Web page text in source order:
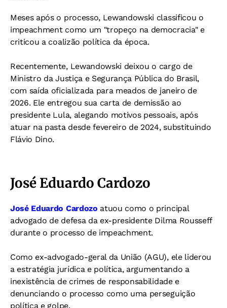
Meses após o processo, Lewandowski classificou o
impeachment como um "tropeço na democracia" e
criticou a coalizão política da época.
Recentemente, Lewandowski deixou o cargo de
Ministro da Justiça e Segurança Pública do Brasil,
com saída oficializada para meados de janeiro de
2026. Ele entregou sua carta de demissão ao
presidente Lula, alegando motivos pessoais, após
atuar na pasta desde fevereiro de 2024, substituindo
Flávio Dino.
José Eduardo Cardozo
José Eduardo Cardozo atuou como o principal
advogado de defesa da ex-presidente Dilma Rousseff
durante o processo de impeachment.
Como ex-advogado-geral da União (AGU), ele liderou
a estratégia jurídica e política, argumentando a
inexistência de crimes de responsabilidade e
denunciando o processo como uma perseguição
política e golpe.